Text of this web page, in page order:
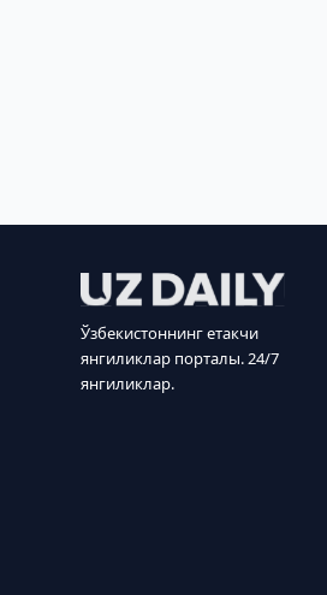
Ўзбекистоннинг етакчи
янгиликлар порталы. 24/7
янгиликлар.